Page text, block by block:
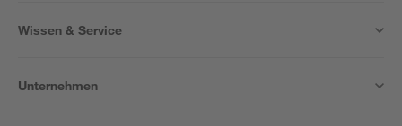
Wissen & Service
Unternehmen